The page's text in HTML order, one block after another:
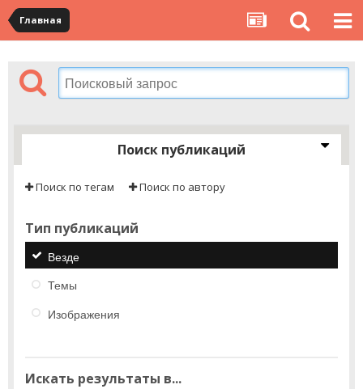
Главная
Поиск публикаций
Поиск по тегам Поиск по автору
Тип публикаций
Везде
Темы
Изображения
Искать результаты в...